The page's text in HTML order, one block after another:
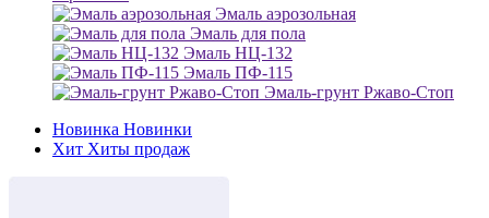
Эмаль аэрозольная
Эмаль для пола
Эмаль НЦ-132
Эмаль ПФ-115
Эмаль-грунт Ржаво-Стоп
Новинка Новинки
Хит Хиты продаж